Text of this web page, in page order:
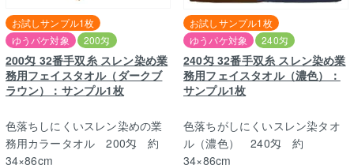
200匁 32番手双糸 スレン染め業
務用フェイスタオル（ダークブ
ラウン）：サンプル1枚
お試しサンプル1枚
ゆうパケ対象
200匁
色落ちしにくいスレン染めの業
務用カラータオル 200匁 約
34×86cm
240匁 32番手双糸 スレン染め業
務用フェイスタオル（濃色）：
サンプル1枚
お試しサンプル1枚
ゆうパケ対象
240匁
色落ちがしにくいスレン染タオ
ル（濃色） 240匁 約
34×86cm